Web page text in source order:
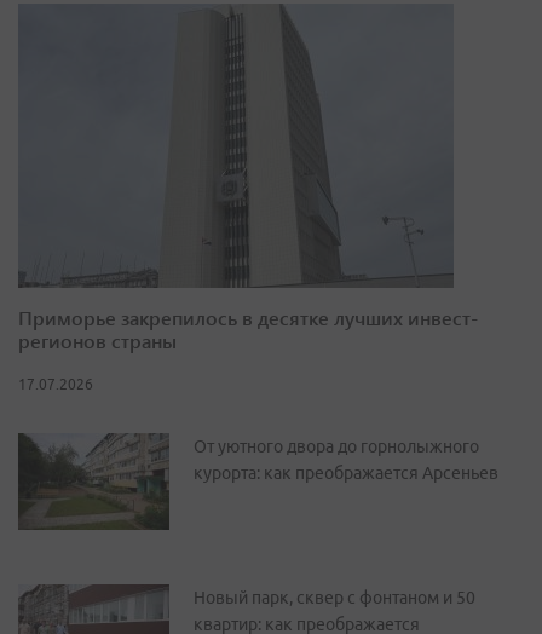
Приморье закрепилось в десятке лучших инвест-
регионов страны
17.07.2026
От уютного двора до горнолыжного
курорта: как преображается Арсеньев
Новый парк, сквер с фонтаном и 50
квартир: как преображается